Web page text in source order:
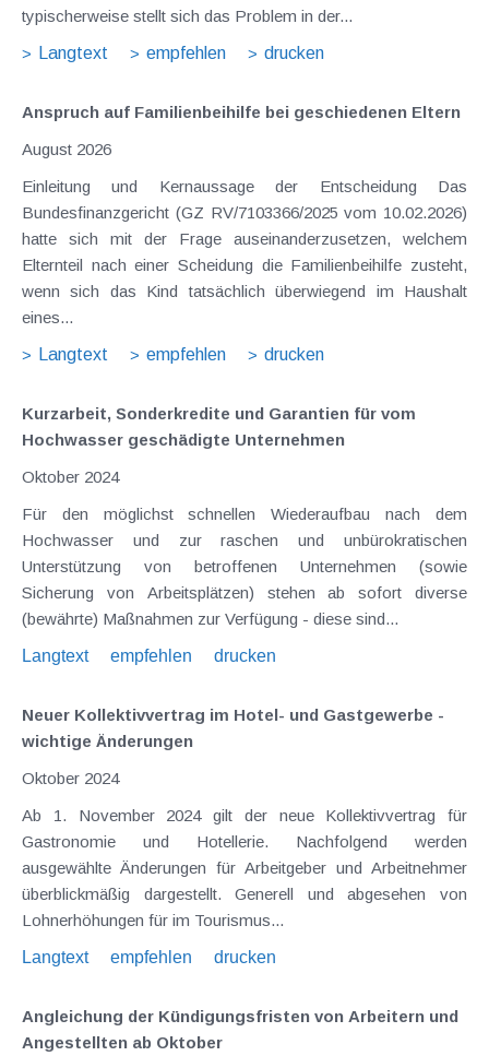
typischerweise stellt sich das Problem in der...
Langtext
empfehlen drucken
Anspruch auf Familienbeihilfe bei geschiedenen Eltern
August 2026
Einleitung und Kernaussage der Entscheidung Das
Bundesfinanzgericht (GZ RV/7103366/2025 vom 10.02.2026)
hatte sich mit der Frage auseinanderzusetzen, welchem
Elternteil nach einer Scheidung die Familienbeihilfe zusteht,
wenn sich das Kind tatsächlich überwiegend im Haushalt
eines...
Langtext
empfehlen drucken
Kurzarbeit, Sonderkredite und Garantien für vom
Hochwasser geschädigte Unternehmen
Oktober 2024
Für den möglichst schnellen Wiederaufbau nach dem
Hochwasser und zur raschen und unbürokratischen
Unterstützung von betroffenen Unternehmen (sowie
Sicherung von Arbeitsplätzen) stehen ab sofort diverse
(bewährte) Maßnahmen zur Verfügung - diese sind...
Langtext
empfehlen drucken
Neuer Kollektivvertrag im Hotel- und Gastgewerbe -
wichtige Änderungen
Oktober 2024
Ab 1. November 2024 gilt der neue Kollektivvertrag für
Gastronomie und Hotellerie. Nachfolgend werden
ausgewählte Änderungen für Arbeitgeber und Arbeitnehmer
überblickmäßig dargestellt. Generell und abgesehen von
Lohnerhöhungen für im Tourismus...
Langtext
empfehlen drucken
Angleichung der Kündigungsfristen von Arbeitern und
Angestellten ab Oktober